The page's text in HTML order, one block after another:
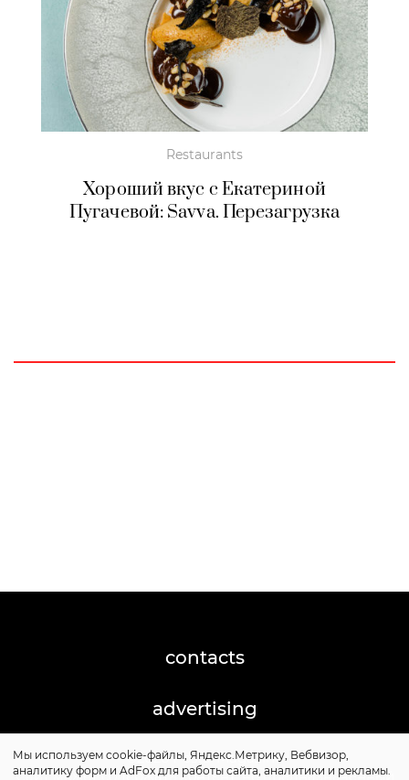
Restaurants
Хороший вкус с Екатериной
Пугачевой: Savva. Перезагрузка
contacts
advertising
©2026 Posta-Magazine
Сайт может содержать контент, не предназначенный
Мы используем cookie-файлы, Яндекс.Метрику, Вебвизор,
аналитику форм и AdFox для работы сайта, аналитики и рекламы.